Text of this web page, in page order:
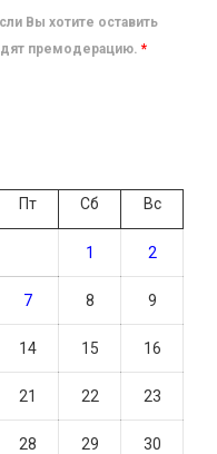
Вы хотите оставить
премодерацию. *
Пт Сб Вс
1 2
7 8 9
14 15 16
21 22 23
28 29 30